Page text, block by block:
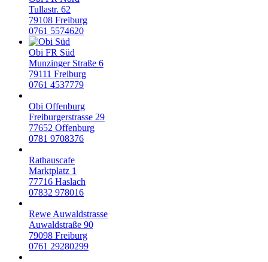
Tullastr. 62
79108 Freiburg
0761 5574620
Obi FR Süd
Munzinger Straße 6
79111 Freiburg
0761 4537779
Obi Offenburg
Freiburgerstrasse 29
77652 Offenburg
0781 9708376
Rathauscafe
Marktplatz 1
77716 Haslach
07832 978016
Rewe Auwaldstrasse
Auwaldstraße 90
79098 Freiburg
0761 29280299